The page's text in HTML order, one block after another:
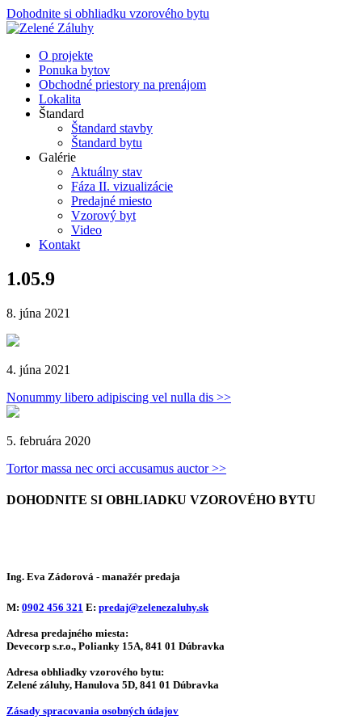
Dohodnite si obhliadku vzorového bytu
O projekte
Ponuka bytov
Obchodné priestory na prenájom
Lokalita
Štandard
Štandard stavby
Štandard bytu
Galérie
Aktuálny stav
Fáza II. vizualizácie
Predajné miesto
Vzorový byt
Video
Kontakt
1.05.9
8. júna 2021
4. júna 2021
Nonummy libero adipiscing vel nulla dis >>
5. februára 2020
Tortor massa nec orci accusamus auctor >>
DOHODNITE SI OBHLIADKU VZOROVÉHO BYTU
Ing. Eva Zádorová - manažér predaja
M: 0902 456 321 E: predaj@zelenezaluhy.sk
Adresa predajného miesta:
Devecorp s.r.o., Polianky 15A, 841 01 Dúbravka
Adresa obhliadky vzorového bytu:
Zelené záluhy, Hanulova 5D, 841 01 Dúbravka
Zásady spracovania osobných údajov